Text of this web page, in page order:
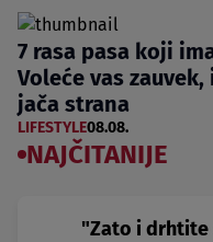
7 rasa pasa koji
Voleće vas
jača strana
LIFESTYLE08.08.
NAJČITANIJE
"Zato i drhtite